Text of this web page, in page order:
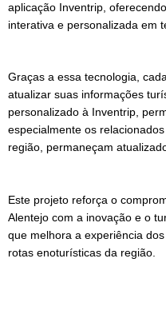
aplicação Inventrip,
interativa e personalizada em
Graças a essa tecnologia,
atualizar suas informações
personalizado à Inventrip,
especialmente os
região, permaneçam
Este projeto reforça o
Alentejo com a inovação e o
que melhora a experiência
rotas enoturísticas da região.